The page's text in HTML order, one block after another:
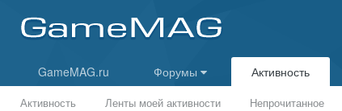
GameMAG.ru Форумы Активность
Активность Ленты моей активности Непрочитанное